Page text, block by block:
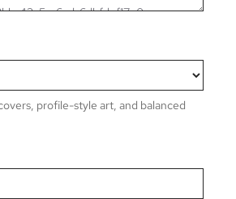
profile-style art, and balanced